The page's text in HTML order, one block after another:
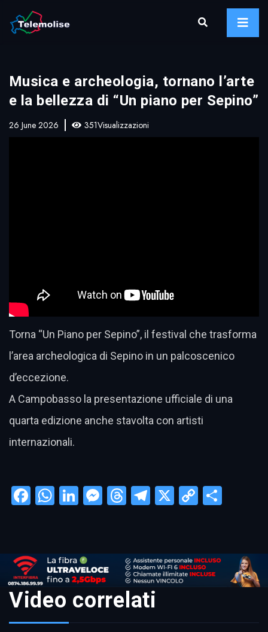
Musica e archeologia, tornano l’arte
e la bellezza di “Un piano per Sepino”
26 June 2026 351Visualizzazioni
Torna “Un Piano per Sepino”, il festival che trasforma
l’area archeologica di Sepino in un palcoscenico
d’eccezione.
A Campobasso la presentazione ufficiale di una
quarta edizione anche stavolta con artisti
internazionali.
Facebook
WhatsApp
LinkedIn
Messenger
Threads
Telegram
X
Copy
Video correlati